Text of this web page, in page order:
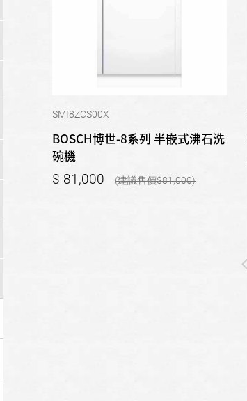
SMI8ZCS00X
BOSCH博世-8系列 半嵌式沸石洗
碗機
81,000 81,000